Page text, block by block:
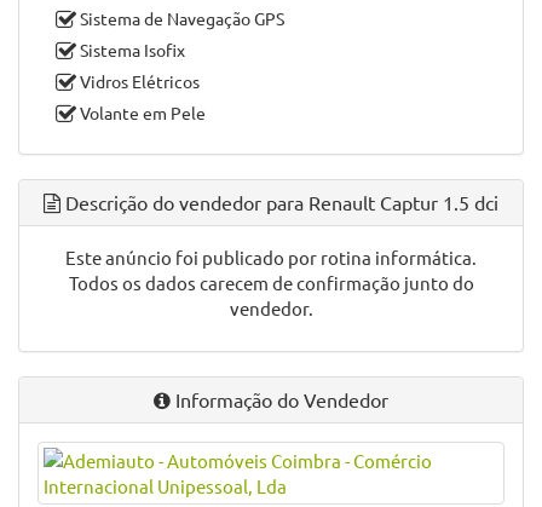
Sistema de Navegação GPS
Sistema Isofix
Vidros Elétricos
Volante em Pele
Descrição do vendedor para Renault Captur 1.5 dci
Este anúncio foi publicado por rotina informática.
Todos os dados carecem de confirmação junto do
vendedor.
Informação do Vendedor